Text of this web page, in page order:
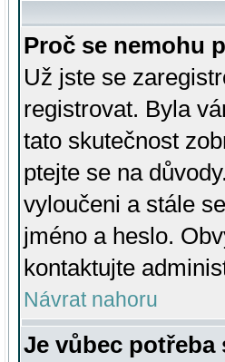
Proč se nemohu
Už jste se
registrovat. Byla
tato skutečnost
ptejte se na
vyloučeni a stále
jméno a heslo.
kontaktujte
Návrat nahoru
Je vůbec potřeba